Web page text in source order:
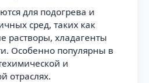
для подогрева и
сред, таких как
растворы, хладагенты
Особенно популярны в
и
отраслях.